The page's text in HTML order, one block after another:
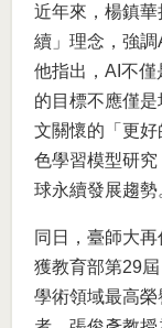
近年來，楊鎮
續」理念，強調
他指出，AI不
的目標不應僅
文關懷的「更
色學習模型研
球永續發展趨勢
同日，臺師大
獲教育部第29
學術領域最高